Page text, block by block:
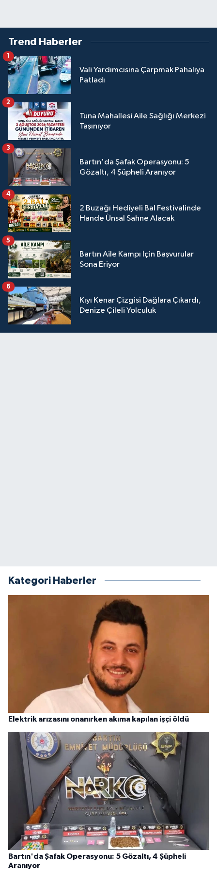
Trend Haberler
Vali Yardımcısına Çarpmak Pahalıya
Patladı
Tuna Mahallesi Aile Sağlığı Merkezi
Taşınıyor
2
Bartın'da Şafak Operasyonu: 5
Gözaltı, 4 Şüpheli Aranıyor
3
2 Buzağı Hediyeli Bal Festivalinde
Hande Ünsal Sahne Alacak
4
Bartın Aile Kampı İçin Başvurular
Sona Eriyor
5
Kıyı Kenar Çizgisi Dağlara Çıkardı,
Denize Çileli Yolculuk
6
Kategori Haberler
Elektrik arızasını onanırken akıma kapılan işçi öldü
Bartın'da Şafak Operasyonu: 5 Gözaltı, 4 Şüpheli
Aranıyor